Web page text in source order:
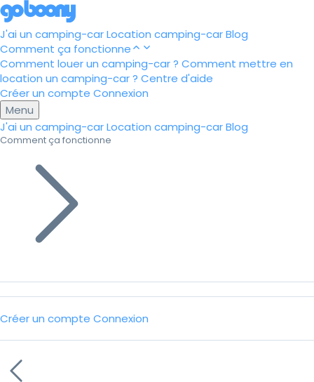
J'ai un camping-carLocation camping-carBlog
Comment ça fonctionne
Comment louer un camping-car ? Comment mettre en
location un camping-car ? Centre d'aide
Créer un compte Connexion
Menu
J'ai un camping-carLocation camping-carBlog
Comment ça fonctionne
Créer un compte Connexion